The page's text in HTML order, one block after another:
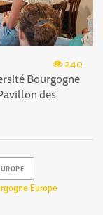
240
Bourgogne
des
Europe